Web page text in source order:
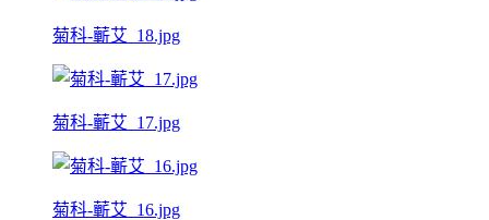
菊科-蘄艾_18.jpg
菊科-蘄艾_17.jpg
菊科-蘄艾_16.jpg